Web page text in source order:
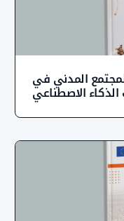
المدني في